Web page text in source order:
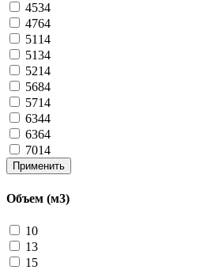
4534
4764
5114
5134
5214
5684
5714
6344
6364
7014
Применить
Объем (м3)
10
13
15